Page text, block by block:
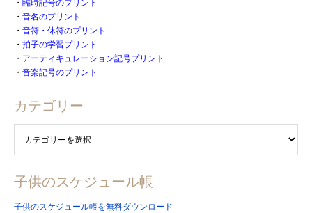
・ 臨時記号のプリント
・ 音名のプリント
・ 音符・休符のプリント
・ 拍子の学習プリント
・ アーティキュレーション記号プリント
・ 音楽記号のプリント
カテゴリー
子供のスケジュール帳
子供のスケジュール帳を無料ダウンロード